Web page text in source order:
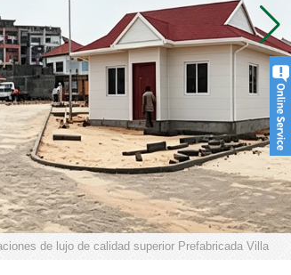
de lujo de calidad superior Prefabricada Villa